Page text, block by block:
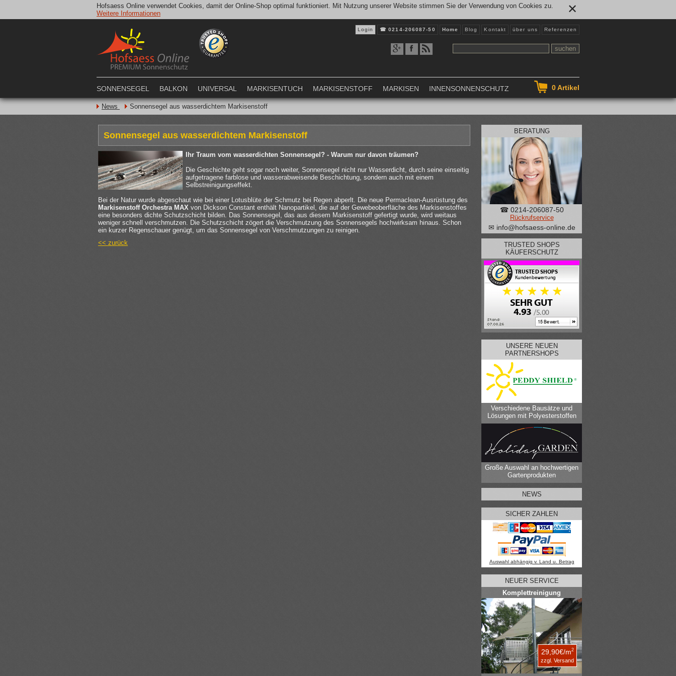
Hofsaess Online verwendet Cookies, damit der Online-Shop optimal funktioniert. Mit Nutzung unserer Website stimmen Sie der Verwendung von Cookies zu.
Weitere Informationen
✕
Login ☎0214-206087-50 Home Blog Kontakt über uns Referenzen
0Artikel
SONNENSEGEL BALKON UNIVERSAL MARKISENTUCH MARKISENSTOFF MARKISEN INNENSONNENSCHUTZ
News Sonnensegel aus wasserdichtem Markisenstoff
Sonnensegel aus wasserdichtem Markisenstoff
Ihr Traum vom wasserdichten Sonnensegel? - Warum nur davon träumen?
Die Geschichte geht sogar noch weiter, Sonnensegel nicht nur Wasserdicht, durch seine einseitig
aufgetragene farblose und wasserabweisende Beschichtung, sondern auch mit einem
Selbstreinigungseffekt.
Bei der Natur wurde abgeschaut wie bei einer Lotusblüte der Schmutz bei Regen abperlt. Die neue Permaclean-Ausrüstung des
Markisenstoff Orchestra MAX von Dickson Constant enthält Nanopartikel, die auf der Gewebeoberfläche des Markisenstoffes
eine besonders dichte Schutzschicht bilden. Das Sonnensegel, das aus diesem Markisenstoff gefertigt wurde, wird weitaus
weniger schnell verschmutzen. Die Schutzschicht zögert die Verschmutzung des Sonnensegels hochwirksam hinaus. Schon
ein kurzer Regenschauer genügt, um das Sonnensegel von Verschmutzungen zu reinigen.
<< zurück
BERATUNG
☎ 0214-206087-50
Rückrufservice
✉ info@hofsaess-online.de
TRUSTED SHOPS
KÄUFERSCHUTZ
UNSERE NEUEN
PARTNERSHOPS
Verschiedene Bausätze und
Lösungen mit Polyesterstoffen
Große Auswahl an hochwertigen
Gartenprodukten
NEWS
SICHER ZAHLEN
Auswahl abhängig v. Land u. Betrag
NEUER SERVICE
Komplettreinigung
29,90€/m2
zzgl. Versand